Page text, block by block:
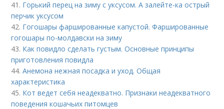
41. Горький перец на зиму с уксусом. А залейте-ка острый
перчик уксусом
42. Гогошары фаршированные капустой. Фаршированные
гогошары по-молдавски на зиму
43. Как повидло сделать густым. Основные принципы
приготовления повидла
44.Анемона нежная посадка и уход. Общая
характеристика
45. Кот ведет себя неадекватно. Признаки неадекватного
поведения кошачьих питомцев